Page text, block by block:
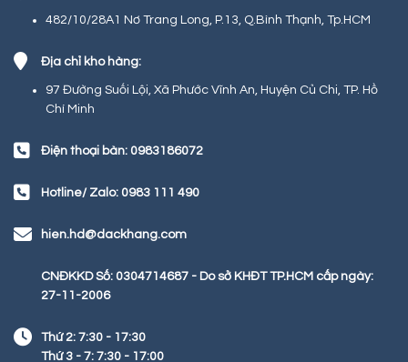
482/10/28A1 Nơ Trang Long, P.13, Q.Bình Thạnh, Tp.HCM
Địa chỉ kho hàng:
97 Đường Suối Lội, Xã Phước Vĩnh An, Huyện Củ Chi, TP. Hồ
Chí Minh
Điện thoại bàn: 0983186072
Hotline/ Zalo: 0983 111 490
hien.hd@dackhang.com
CNĐKKD Số: 0304714687 - Do sở KHĐT TP.HCM cấp ngày:
27-11-2006
Thứ 2: 7:30 - 17:30
Thứ 3 - 7: 7:30 - 17:00